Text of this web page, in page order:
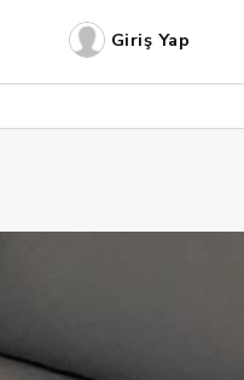
Giriş Yap